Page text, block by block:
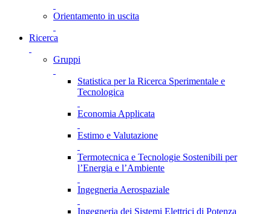
Orientamento in uscita
Ricerca
Gruppi
Statistica per la Ricerca Sperimentale e
Tecnologica
Economia Applicata
Estimo e Valutazione
Termotecnica e Tecnologie Sostenibili per
l’Energia e l’Ambiente
Ingegneria Aerospaziale
Ingegneria dei Sistemi Elettrici di Potenza